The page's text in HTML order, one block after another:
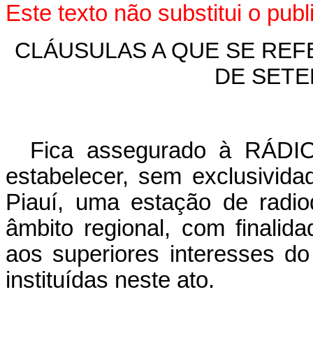
Este texto não substitui o
CLÁUSULAS A QUE SE
DE
Fica assegurado à
estabelecer, sem
Piauí, uma estação de
âmbito regional, com
aos superiores interesses
instituídas neste ato.